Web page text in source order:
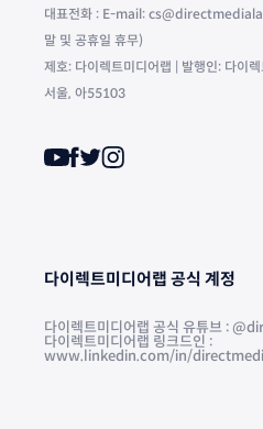
대표전화 : E-mail:
말 및 공휴일 휴무)
제호: 다이렉트미디어랩 | 발행인: 다이
서울, 아55103
다이렉트미디어랩 공식 계정
다이렉트미디어랩 공식 유튜브 :
다이렉트미디어랩 링크드인 :
www.linkedin.com/in/